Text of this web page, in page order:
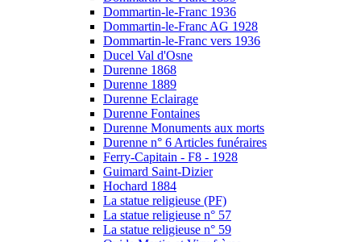
Dommartin-le-Franc 1936
Dommartin-le-Franc AG 1928
Dommartin-le-Franc vers 1936
Ducel Val d'Osne
Durenne 1868
Durenne 1889
Durenne Eclairage
Durenne Fontaines
Durenne Monuments aux morts
Durenne n° 6 Articles funéraires
Ferry-Capitain - F8 - 1928
Guimard Saint-Dizier
Hochard 1884
La statue religieuse (PF)
La statue religieuse n° 57
La statue religieuse n° 59